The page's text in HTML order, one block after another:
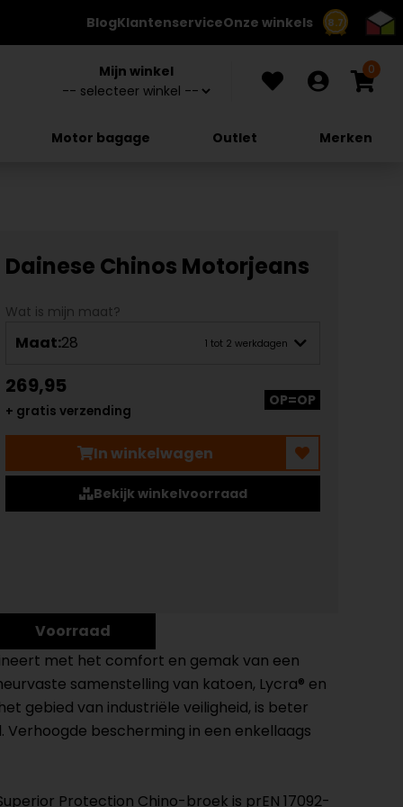
8.7
BlogKlantenserviceOnze winkels
Mijn winkel 0
Motor bagage Outlet Merken
Dainese Chinos Motorjeans
Wat is mijn maat?
Maat:28 1 tot 2 werkdagen
269,95
+ gratis verzending
OP=OP
In winkelwagen
Bekijk winkelvoorraad
Voorraad
met het comfort en gemak van een
samenstelling van katoen, Lycra® en
gebied van industriële veiligheid, is beter
bescherming in een enkellaags
Protection Chino-broek is prEN 17092-